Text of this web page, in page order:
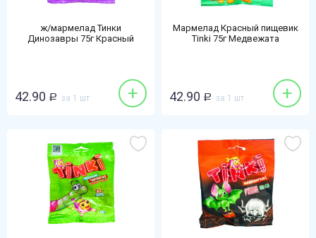
ж/мармелад Тинки
Динозавры 75г Красный
42.90 Р за 1 шт +
Мармелад Красный пищевик
Tinki 75г Медвежата
42.90 Р за 1 шт +